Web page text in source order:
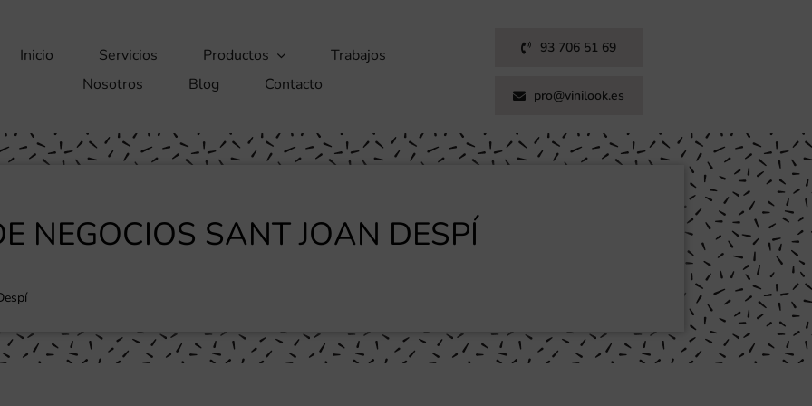
Inicio Servicios Productos
Trabajos
Nosotros
Blog Contacto
93 706 51 69
pro@vinilook.es
NEGOCIOS SANT JOAN DESPÍ